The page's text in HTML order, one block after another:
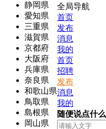
静岡県
愛知県
三重県
滋賀県
京都府
大阪府
兵庫県
奈良県
和歌山県
鳥取県
島根県
岡山県
全局导航
首页
发布
消息
我的
首页
招聘
发布
消息
我的
随便说点什么